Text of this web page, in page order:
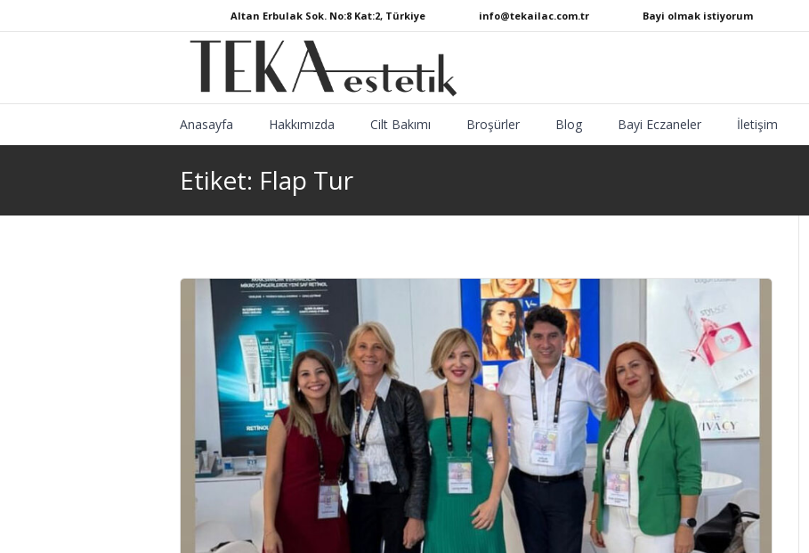
Altan Erbulak Sok. No:8 Kat:2, Türkiye info@tekailac.com.tr Bayi olmak istiyorum
Anasayfa Hakkımızda Cilt Bakımı Broşürler Blog Bayi Eczaneler İletişim
Etiket: Flap Tur